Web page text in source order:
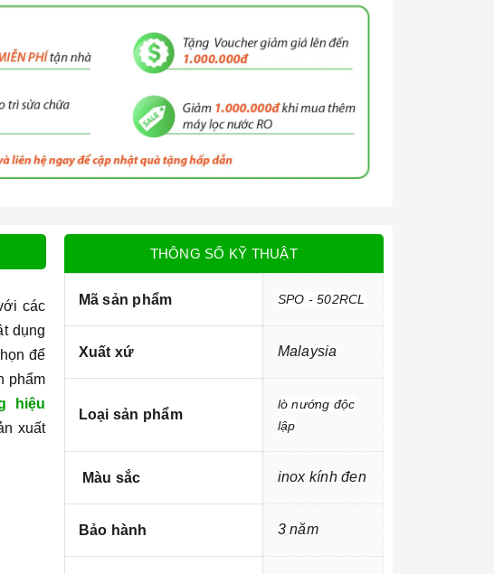
các
dụng
để
phẩm
hiệu
xuất
THÔNG SỐ KỸ THUẬT
Mã sản phẩm SPO - 502RCL
Xuất xứ Malaysia
Loại sản phẩm
lò nướng độc
lập
Màu sắc inox kính đen
Bảo hành 3 năm